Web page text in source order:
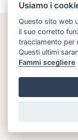
Usiamo i
Questo sito web
il suo corretto
tracciamento per
Questi ultimi
Fammi scegliere